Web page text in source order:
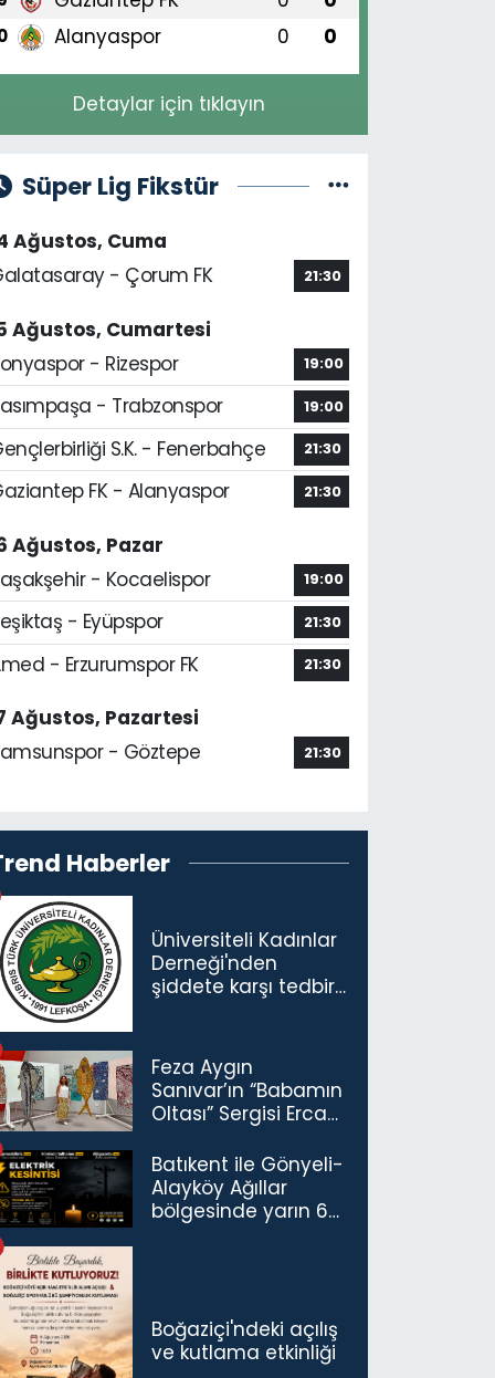
Alanyaspor 0 0
Detaylar için tıklayın
Süper Lig Fikstür
Ağustos, Cuma
- Çorum FK
21:30
Ağustos, Cumartesi
- Rizespor
19:00
- Trabzonspor 19:00
S.K. - Fenerbahçe 21:30
FK - Alanyaspor 21:30
Ağustos, Pazar
- Kocaelispor
19:00
- Eyüpspor 21:30
- Erzurumspor FK 21:30
Ağustos, Pazartesi
- Göztepe
21:30
Haberler
Üniversiteli Kadınlar
Derneği'nden
şiddete karşı tedbir
Feza Aygın
Sanıvar’ın “Babamın
Oltası” Sergisi Ercan
Açıldı
Batıkent ile Gönyeli-
Alayköy Ağıllar
bölgesinde yarın 6
Boğaziçi'ndeki açılış
ve kutlama etkinliği